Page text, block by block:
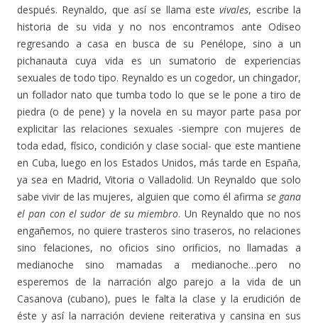
después. Reynaldo, que así se llama estevivales, escribe la
historia de su vida y no nos encontramos ante Odiseo
regresando a casa en busca de su Penélope, sino a un
pichanauta cuya vida es un sumatorio de experiencias
sexuales de todo tipo. Reynaldo es un cogedor, un chingador,
un follador nato que tumba todo lo que se le pone a tiro de
piedra (o de pene) y la novela en su mayor parte pasa por
explicitar las relaciones sexuales -siempre con mujeres de
toda edad, físico, condición y clase social- que este mantiene
en Cuba, luego en los Estados Unidos, más tarde en España,
ya sea en Madrid, Vitoria o Valladolid. Un Reynaldo que solo
sabe vivir de las mujeres, alguien que como él afirma se gana
el pan con el sudor de su miembro. Un Reynaldo que no nos
engañemos, no quiere trasteros sino traseros, no relaciones
sino felaciones, no oficios sino orificios, no llamadas a
medianoche sino mamadas a medianoche…pero no
esperemos de la narración algo parejo a la vida de un
Casanova (cubano), pues le falta la clase y la erudición de
éste y así la narración deviene reiterativa y cansina en sus